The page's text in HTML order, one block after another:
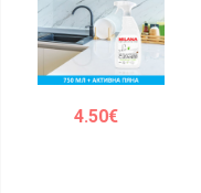
Rokām
Šampūns
Sejai
Vannai
4.50€